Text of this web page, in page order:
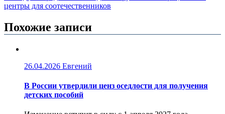
центры для соотечественников
Похожие записи
26.04.2026 Евгений
В России утвердили ценз оседлости для получения
детских пособий